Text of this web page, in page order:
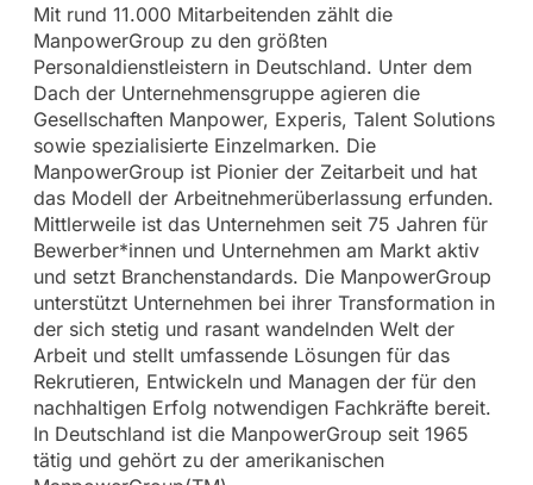
Mit rund 11.000 Mitarbeitenden zählt die
ManpowerGroup zu den größten
Personaldienstleistern in Deutschland. Unter dem
Dach der Unternehmensgruppe agieren die
Gesellschaften Manpower, Experis, Talent Solutions
sowie spezialisierte Einzelmarken. Die
ManpowerGroup ist Pionier der Zeitarbeit und hat
das Modell der Arbeitnehmerüberlassung erfunden.
Mittlerweile ist das Unternehmen seit 75 Jahren für
Bewerber*innen und Unternehmen am Markt aktiv
und setzt Branchenstandards. Die ManpowerGroup
unterstützt Unternehmen bei ihrer Transformation in
der sich stetig und rasant wandelnden Welt der
Arbeit und stellt umfassende Lösungen für das
Rekrutieren, Entwickeln und Managen der für den
nachhaltigen Erfolg notwendigen Fachkräfte bereit.
In Deutschland ist die ManpowerGroup seit 1965
tätig und gehört zu der amerikanischen